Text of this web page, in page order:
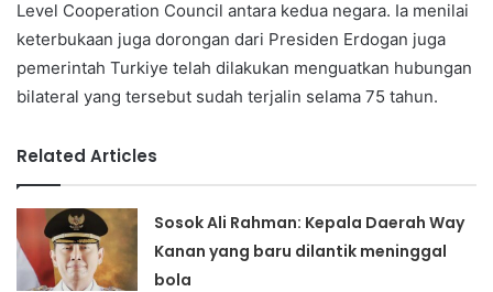
Level Cooperation Council antara kedua negara. Ia menilai
keterbukaan juga dorongan dari Presiden Erdogan juga
pemerintah Turkiye telah dilakukan menguatkan hubungan
bilateral yang tersebut sudah terjalin selama 75 tahun.
Related Articles
Sosok Ali Rahman: Kepala Daerah Way
Kanan yang baru dilantik meninggal
bola